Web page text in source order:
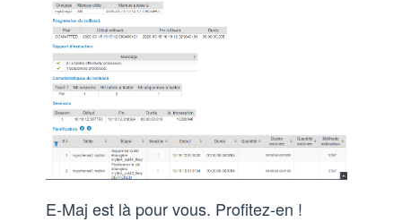
E-Maj est là pour vous. Profitez-en !